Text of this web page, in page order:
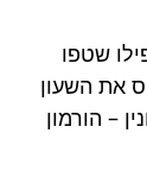
שטפו
את השעון
– הורמון